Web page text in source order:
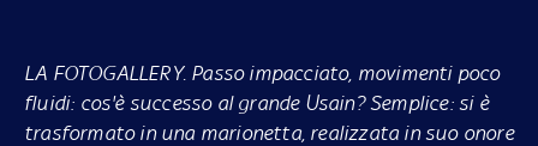
LA FOTOGALLERY. Passo impacciato, movimenti poco
fluidi: cos'è successo al grande Usain? Semplice: si è
trasformato in una marionetta, realizzata in suo onore